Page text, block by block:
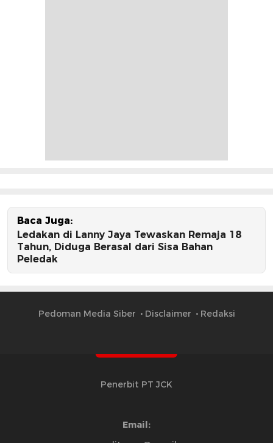
Baca Juga:
Ledakan di Lanny Jaya Tewaskan Remaja 18
Tahun, Diduga Berasal dari Sisa Bahan
Peledak
Pedoman Media Siber Disclaimer Redaksi
Penerbit PT JCK
Email: